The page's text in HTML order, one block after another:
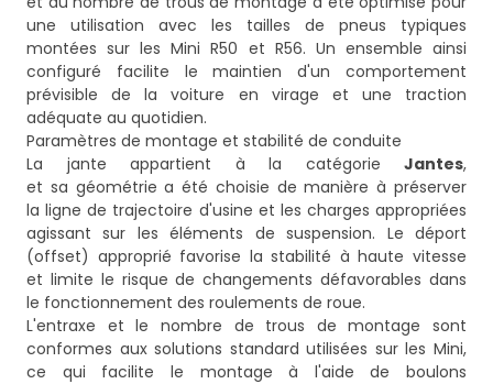
une utilisation avec les tailles de pneus typiques
montées sur les Mini R50 et R56. Un ensemble ainsi
configuré facilite le maintien d'un comportement
prévisible de la voiture en virage et une traction
adéquate au quotidien.
Paramètres de montage et stabilité de conduite
La jante appartient à la catégorie Jantes,
et sa géométrie a été choisie de manière à préserver
la ligne de trajectoire d'usine et les charges appropriées
agissant sur les éléments de suspension. Le déport
(offset) approprié favorise la stabilité à haute vitesse
et limite le risque de changements défavorables dans
le fonctionnement des roulements de roue.
L'entraxe et le nombre de trous de montage sont
conformes aux solutions standard utilisées sur les Mini,
ce qui facilite le montage à l'aide de boulons